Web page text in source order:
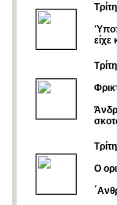
είχε
Ο